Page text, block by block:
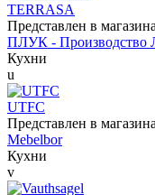
TERRASA
Представлен в
ПЛУК - Производство
Кухни
u
UTFC
Представлен в
Mebelbor
Кухни
v